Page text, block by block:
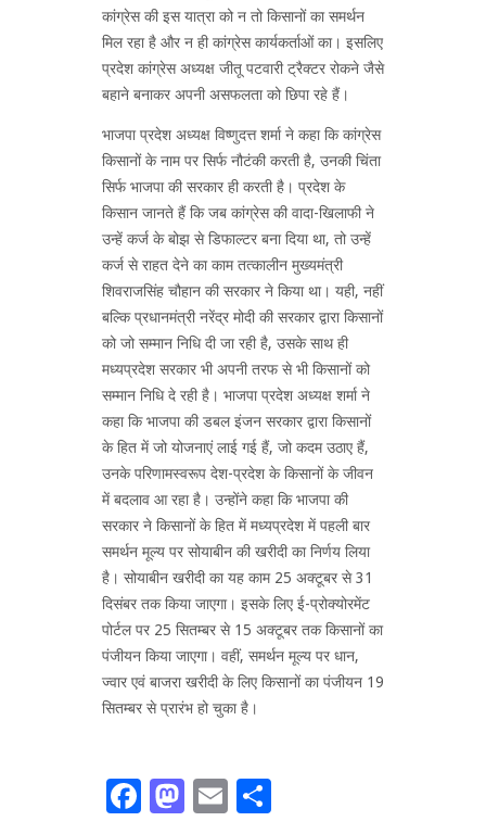
कांग्रेस की इस यात्रा को न तो किसानों का समर्थन
मिल रहा है और न ही कांग्रेस कार्यकर्ताओं का। इसलिए
प्रदेश कांग्रेस अध्यक्ष जीतू पटवारी ट्रैक्टर रोकने जैसे
बहाने बनाकर अपनी असफलता को छिपा रहे हैं।
भाजपा प्रदेश अध्यक्ष विष्णुदत्त शर्मा ने कहा कि कांग्रेस
किसानों के नाम पर सिर्फ नौटंकी करती है, उनकी चिंता
सिर्फ भाजपा की सरकार ही करती है। प्रदेश के
किसान जानते हैं कि जब कांग्रेस की वादा-खिलाफी ने
उन्हें कर्ज के बोझ से डिफाल्टर बना दिया था, तो उन्हें
कर्ज से राहत देने का काम तत्कालीन मुख्यमंत्री
शिवराजसिंह चौहान की सरकार ने किया था। यही, नहीं
बल्कि प्रधानमंत्री नरेंद्र मोदी की सरकार द्वारा किसानों
को जो सम्मान निधि दी जा रही है, उसके साथ ही
मध्यप्रदेश सरकार भी अपनी तरफ से भी किसानों को
सम्मान निधि दे रही है। भाजपा प्रदेश अध्यक्ष शर्मा ने
कहा कि भाजपा की डबल इंजन सरकार द्वारा किसानों
के हित में जो योजनाएं लाई गई हैं, जो कदम उठाए हैं,
उनके परिणामस्वरूप देश-प्रदेश के किसानों के जीवन
में बदलाव आ रहा है। उन्होंने कहा कि भाजपा की
सरकार ने किसानों के हित में मध्यप्रदेश में पहली बार
समर्थन मूल्य पर सोयाबीन की खरीदी का निर्णय लिया
है। सोयाबीन खरीदी का यह काम 25 अक्टूबर से 31
दिसंबर तक किया जाएगा। इसके लिए ई-प्रोक्योरमेंट
पोर्टल पर 25 सितम्बर से 15 अक्टूबर तक किसानों का
पंजीयन किया जाएगा। वहीं, समर्थन मूल्य पर धान,
ज्वार एवं बाजरा खरीदी के लिए किसानों का पंजीयन 19
सितम्बर से प्रारंभ हो चुका है।
Facebook
Mastodon
Email